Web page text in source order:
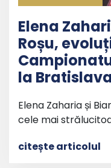
Elena
Roșu,
la
Elena Zaharia și
cele mai
citește articolul